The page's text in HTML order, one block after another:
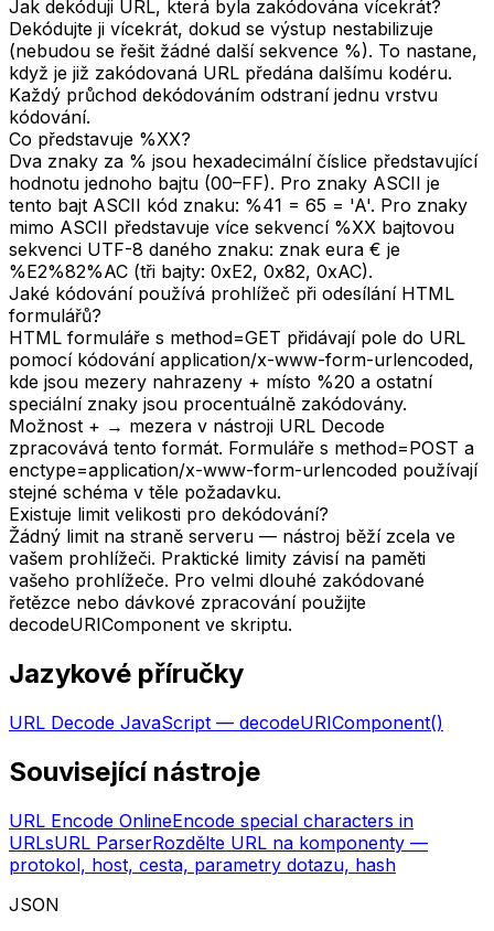
Jak dekóduji URL, která byla zakódována vícekrát?
Dekódujte ji vícekrát, dokud se výstup nestabilizuje
(nebudou se řešit žádné další sekvence %). To nastane,
když je již zakódovaná URL předána dalšímu kodéru.
Každý průchod dekódováním odstraní jednu vrstvu
kódování.
Co představuje %XX?
Dva znaky za % jsou hexadecimální číslice představující
hodnotu jednoho bajtu (00–FF). Pro znaky ASCII je
tento bajt ASCII kód znaku: %41 = 65 = 'A'. Pro znaky
mimo ASCII představuje více sekvencí %XX bajtovou
sekvenci UTF-8 daného znaku: znak eura € je
%E2%82%AC (tři bajty: 0xE2, 0x82, 0xAC).
Jaké kódování používá prohlížeč při odesílání HTML
formulářů?
HTML formuláře s method=GET přidávají pole do URL
pomocí kódování application/x-www-form-urlencoded,
kde jsou mezery nahrazeny + místo %20 a ostatní
speciální znaky jsou procentuálně zakódovány.
Možnost + → mezera v nástroji URL Decode
zpracovává tento formát. Formuláře s method=POST a
enctype=application/x-www-form-urlencoded používají
stejné schéma v těle požadavku.
Existuje limit velikosti pro dekódování?
Žádný limit na straně serveru — nástroj běží zcela ve
vašem prohlížeči. Praktické limity závisí na paměti
vašeho prohlížeče. Pro velmi dlouhé zakódované
řetězce nebo dávkové zpracování použijte
decodeURIComponent ve skriptu.
Jazykové příručky
URL Decode JavaScript — decodeURIComponent()
Související nástroje
URL Encode OnlineEncode special characters in
URLsURL ParserRozdělte URL na komponenty —
protokol, host, cesta, parametry dotazu, hash
JSON